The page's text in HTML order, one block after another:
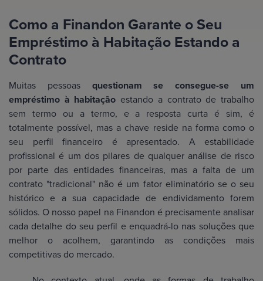
Como a Finandon Garante o Seu
Empréstimo à Habitação Estando a
Contrato
Muitas pessoas questionam se consegue-se um
empréstimo à habitação estando a contrato de trabalho
sem termo ou a termo, e a resposta curta é sim, é
totalmente possível, mas a chave reside na forma como o
seu perfil financeiro é apresentado. A estabilidade
profissional é um dos pilares de qualquer análise de risco
por parte das entidades financeiras, mas a falta de um
contrato "tradicional" não é um fator eliminatório se o seu
histórico e a sua capacidade de endividamento forem
sólidos. O nosso papel na Finandon é precisamente analisar
cada detalhe do seu perfil e enquadrá-lo nas soluções que
melhor o acolhem, garantindo as condições mais
competitivas do mercado.